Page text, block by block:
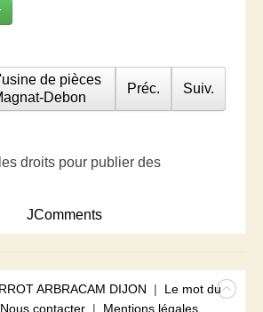
de pièces
Debon
Préc. Suiv.
droits pour publier des
JComments
ARBRACAM DIJON | Le mot du
Nous contacter | Mentions légales